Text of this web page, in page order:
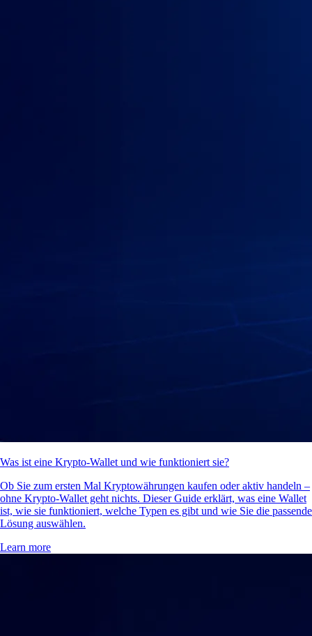
Was ist eine Krypto-Wallet und wie funktioniert sie?
Ob Sie zum ersten Mal Kryptowährungen kaufen oder aktiv handeln –
ohne Krypto-Wallet geht nichts. Dieser Guide erklärt, was eine Wallet
ist, wie sie funktioniert, welche Typen es gibt und wie Sie die passende
Lösung auswählen.
Learn more